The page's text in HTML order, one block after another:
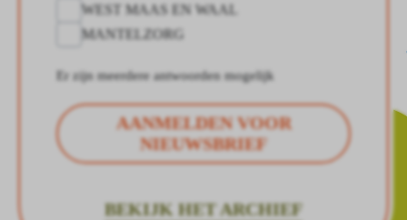
WEST MAAS EN WAAL
MANTELZORG
Er zijn meerdere antwoorden mogelijk
AANMELDEN VOOR
NIEUWSBRIEF
BEKIJK HET ARCHIEF